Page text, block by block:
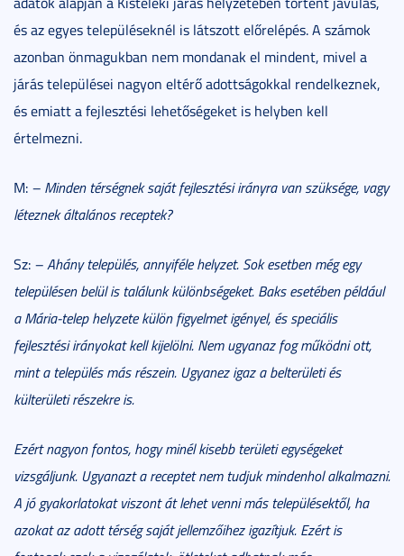
és az egyes településeknél is látszott előrelépés. A számok
azonban önmagukban nem mondanak el mindent, mivel a
járás települései nagyon eltérő adottságokkal rendelkeznek,
és emiatt a fejlesztési lehetőségeket is helyben kell
értelmezni.
M: – Minden térségnek saját fejlesztési irányra van szüksége, vagy
léteznek általános receptek?
Sz: – Ahány település, annyiféle helyzet. Sok esetben még egy
településen belül is találunk különbségeket. Baks esetében például
a Mária-telep helyzete külön figyelmet igényel, és speciális
fejlesztési irányokat kell kijelölni. Nem ugyanaz fog működni ott,
mint a település más részein. Ugyanez igaz a belterületi és
külterületi részekre is.
Ezért nagyon fontos, hogy minél kisebb területi egységeket
vizsgáljunk. Ugyanazt a receptet nem tudjuk mindenhol alkalmazni.
A jó gyakorlatokat viszont át lehet venni más településektől, ha
azokat az adott térség saját jellemzőihez igazítjuk. Ezért is